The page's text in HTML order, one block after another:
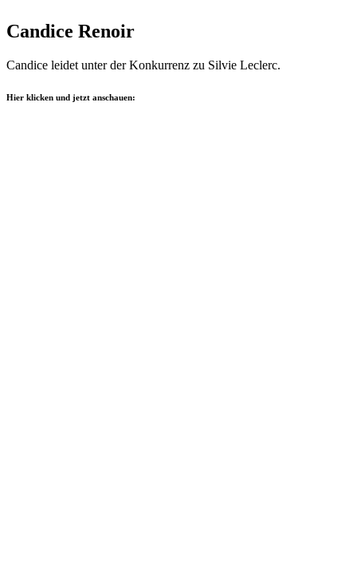
Candice Renoir
Candice leidet unter der Konkurrenz zu Silvie Leclerc.
Hier klicken und jetzt anschauen: